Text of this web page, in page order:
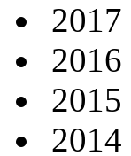
2017
2016
2015
2014